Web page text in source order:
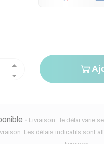
- Livraison : le délai varie
Les délais indicatifs sont